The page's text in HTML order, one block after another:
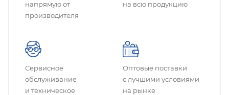
напрямую от
производителя
на всю продукцию
Сервисное
обслуживание
и техническое
Оптовые поставки
с лучшими условиями
на рынке